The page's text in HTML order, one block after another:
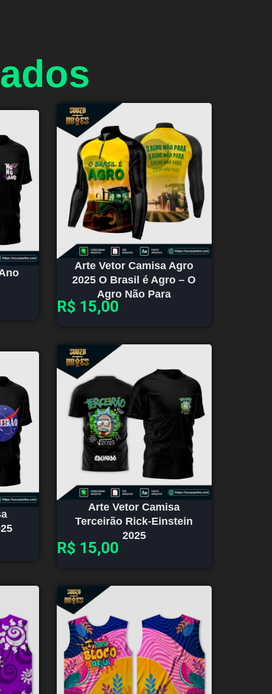
Arte Vetor Camisa Agro
2025 O Brasil é Agro – O
Agro Não Para
R$ 15,00
Arte Vetor Camisa
Terceirão Rick-Einstein
2025
R$ 15,00